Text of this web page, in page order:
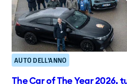
AUTO DELL'ANNO
The Car of The Year 2026,